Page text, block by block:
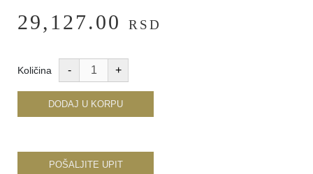
29,127.00 RSD
Količina
DODAJ U KORPU
POŠALJITE UPIT